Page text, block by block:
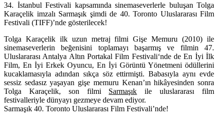
34. İstanbul Festivali kapsamında sinemaseverlerle buluşan Tolga
Karaçelik imzalı Sarmaşık şimdi de 40. Toronto Uluslararası Film
Festivali (TIFF)’nde gösterilecek!
Tolga Karaçelikilk uzun metraj filmi Gişe Memuru (2010) ile
sinemaseverlerin beğenisini toplamayı başarmış ve filmin 47.
Uluslararası Antalya Altın Portakal Film Festivali‘nde de En İyi İlk
Film, En İyi Erkek Oyuncu, En İyi Görüntü Yönetmeni ödüllerini
kucaklamasıyla adından sıkça söz ettirmişti. Babasıyla aynı evde
sessiz sedasız yaşayan gişe memuru Kenan’ın hikâyesinden sonra
Tolga Karaçelik, son filmi Sarmaşık ileuluslararası film
festivalleriyle dünyayı gezmeye devam ediyor.
Sarmaşık 40. Toronto Uluslararası Film Festivali’nde!